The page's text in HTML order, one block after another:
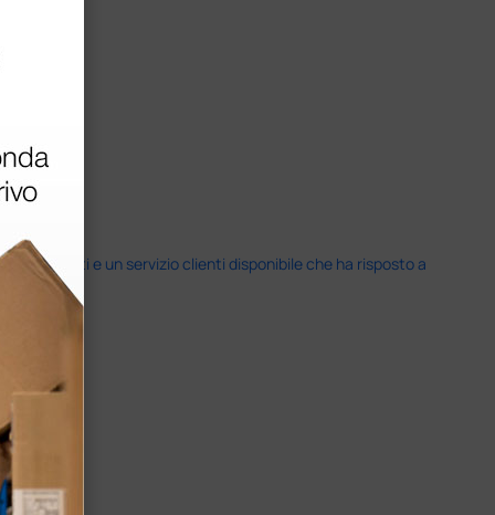
previsti e un servizio clienti disponibile che ha risposto a